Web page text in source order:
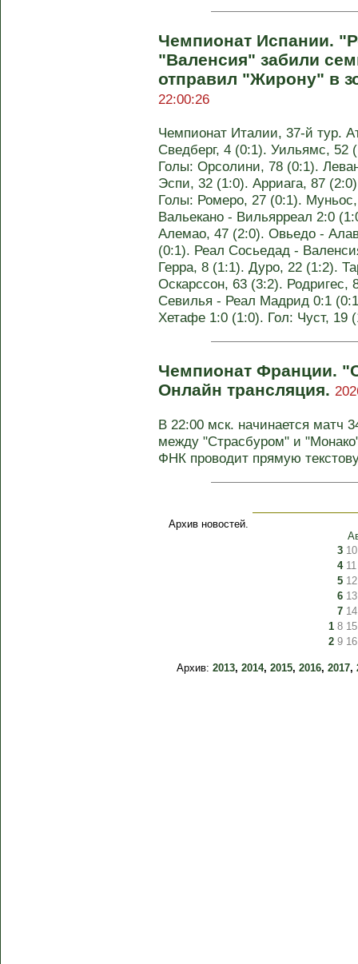
Чемпионат Испании.
"Валенсия" забили
отправил "Жирону" в
22:00:26
Чемпионат Италии, 37-й тур.
Сведберг, 4 (0:1). Уильямс, 52
Голы: Орсолини, 78 (0:1).
Эспи, 32 (1:0). Арриага, 87
Голы: Ромеро, 27 (0:1).
Вальекано - Вильярреал 2:0
Алемао, 47 (2:0). Овьедо -
(0:1). Реал Сосьедад -
Герра, 8 (1:1). Дуро, 22 (1:2).
Оскарссон, 63 (3:2). Родригес,
Севилья - Реал Мадрид 0:1
Хетафе 1:0 (1:0). Гол: Чуст, 19
Чемпионат Франции.
Онлайн трансляция.
В 22:00 мск. начинается матч
между "Страсбуром" и
ФНК проводит прямую
Архив новостей.
3 10
4 11
5 12
6 13
7 14
1 8 15
2 9 16
Архив:2013,2014,2015,2016,2017,